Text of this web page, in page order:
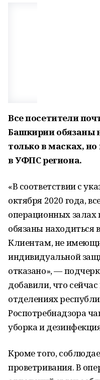
Все посетители
Башкирии обязаны
только в масках,
в УФПС региона.
«В соответствии с
октября 2020 года,
операционных
обязаны находиться
Клиентам, не
индивидуальной
отказано», —
добавили, что
отделениях
Роспотребнадзора
уборка и
Кроме того,
проветривания. В